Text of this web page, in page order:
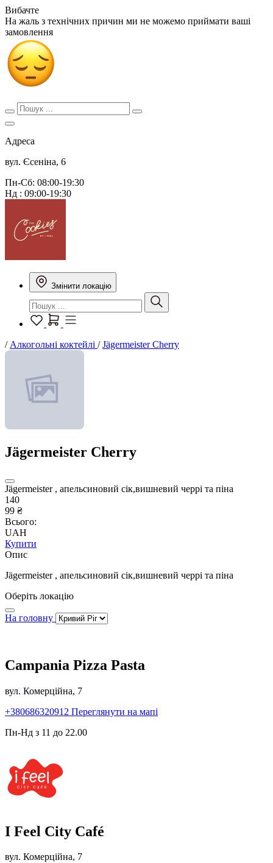
Вибачте
На жаль з технічних причин ми не можемо приймати ваші
замовлення
Адреса
вул. Єсеніна, 6
Пн-Сб: 08:00-19:30
Нд : 09:00-19:30
Змінити локацію
/ Алкогольні коктейлі /Jägermeister Cherry
Jägermeister Cherry
Jägermeister , апельсиновий сік,вишневий черрі та піна
140
99 ₴
Всього:
UAH
Купити
Опис
Jägermeister , апельсиновий сік,вишневий черрі та піна
Оберіть локацію
На головну
Campania Pizza Pasta
вул. Комерційна, 7
+380686320912 Переглянути на мапі
Пн-Нд з 11 до 22.00
I Feel City Café
вул. Комерційна, 7